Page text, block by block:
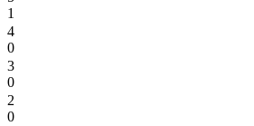
1
4
0
3
0
2
0